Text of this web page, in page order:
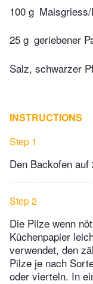
100 g
25 g geriebener
Salz, schwarzer
INSTRUCTIONS
Step 1
Den Backofen
Step 2
Die Pilze wenn
Küchenpapier
verwendet, den
Pilze je nach
oder vierteln. In